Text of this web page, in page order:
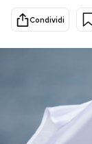
Cultura
Economia
PODCAST
Condividi